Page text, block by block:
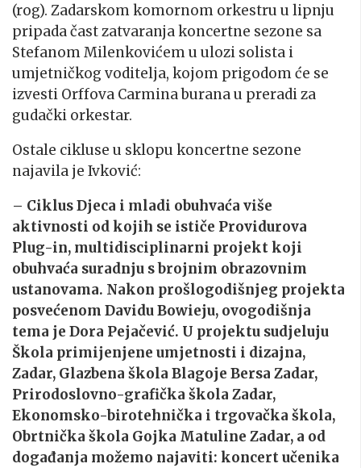
(rog). Zadarskom komornom orkestru u lipnju
pripada čast zatvaranja koncertne sezone sa
Stefanom Milenkovićem u ulozi solista i
umjetničkog voditelja, kojom prigodom će se
izvesti Orffova Carmina burana u preradi za
gudački orkestar.
Ostale cikluse u sklopu koncertne sezone
najavila je Ivković:
– Ciklus Djeca i mladi obuhvaća više
aktivnosti od kojih se ističe Providurova
Plug-in, multidisciplinarni projekt koji
obuhvaća suradnju s brojnim obrazovnim
ustanovama. Nakon prošlogodišnjeg projekta
posvećenom Davidu Bowieju, ovogodišnja
tema je Dora Pejačević. U projektu sudjeluju
Škola primijenjene umjetnosti i dizajna,
Zadar, Glazbena škola Blagoje Bersa Zadar,
Prirodoslovno-grafička škola Zadar,
Ekonomsko-birotehnička i trgovačka škola,
Obrtnička škola Gojka Matuline Zadar, a od
događanja možemo najaviti: koncert učenika